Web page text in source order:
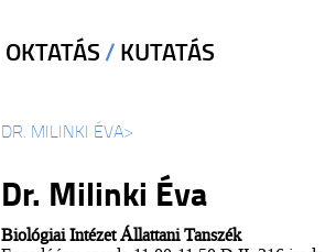
OKTATÁS/KUTATÁS
DR. MILINKI ÉVA>
Dr. Milinki Éva
Biológiai Intézet Állattani Tanszék